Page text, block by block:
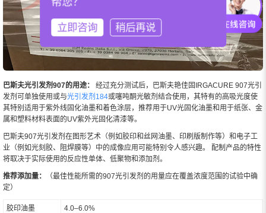
巴斯夫光引发剂907的用途：
经过充分测试后，巴斯夫艳佳固IRGACURE 907光引
发剂可单独使用或与光引发剂184或噻吨酮光敏剂结合使用，其特有的高吸光度使
其特别适用于紫外线固化油墨和着色涂层，推荐用于UV光固化油墨和用于纸张、金
属和塑料材料表面的UV紫外光固化清漆等。
巴斯夫907光引发剂在图形艺术（例如胶印和丝网油墨、印刷版制作等）和电子工
业（例如光刻胶、阻焊膜等）中的成像应用可能特别令人感兴趣。 配制产品的特性
将取决于实际使用的反应性单体、低聚物和添加剂。
推荐添加量：
（最佳性能所需的907光引发剂的用量应在覆盖浓度范围的试验中确
定）
胶印油墨 4.0–6.0%
立即咨询 稍后再说